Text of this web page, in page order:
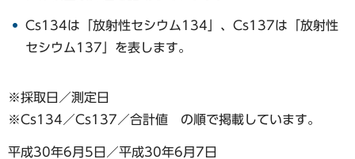
Cs134は「放射性セシウム134」、Cs137は「放射性
セシウム137」を表します。
※採取日／測定日
※Cs134／Cs137／合計値 の順で掲載しています。
平成30年6月5日／平成30年6月7日